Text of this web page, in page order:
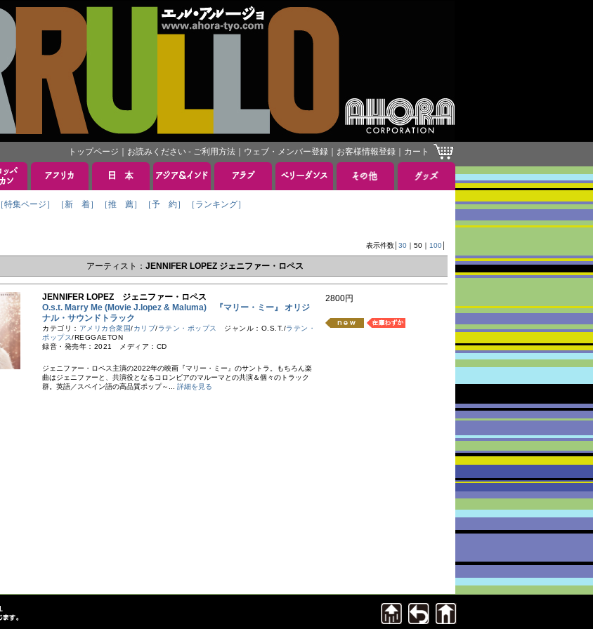
トップページ お読みください - ご利用方法 ウェブ・メンバー登録 お客様情報登録 カート
［特集ページ］ ［新 着］ ［推 薦］ ［予 約］ ［ランキング］
表示件数│ 30 ｜ 50 ｜ 100
アーティスト： JENNIFER LOPEZ ジェニファー・ロペス
JENNIFER LOPEZ ジェニファー・ロペス
O.s.t. Marry Me (Movie J.lopez & Maluma) 『マリー・ミー』 オリジ
ナル・サウンドトラック
カテゴリ： アメリカ合衆国/カリブ/ラテン・ポップス ジャンル：O.S.T./ラテン・
ポップス/REGGAETON
録音・発売年：2021 メディア：CD
ジェニファー・ロペス主演の2022年の映画『マリー・ミー』のサントラ。もちろん楽
曲はジェニファーと、共演役となるコロンビアのマルーマとの共演＆個々のトラック
群。英語／スペイン語の高品質ポップ～... 詳細を見る
2800円